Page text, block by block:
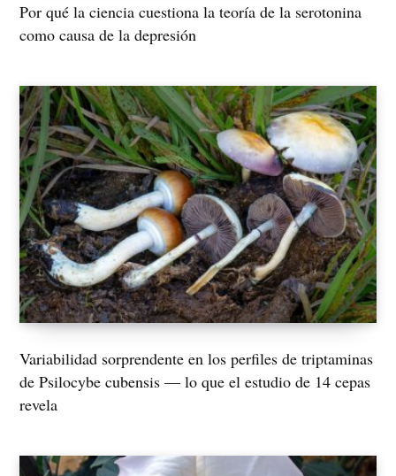
Por qué la ciencia cuestiona la teoría de la serotonina
como causa de la depresión
Variabilidad sorprendente en los perfiles de triptaminas
de Psilocybe cubensis — lo que el estudio de 14 cepas
revela